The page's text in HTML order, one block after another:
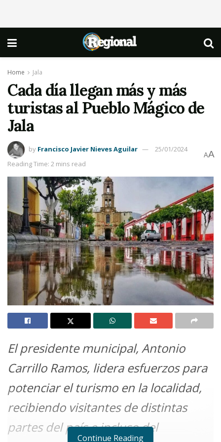
Home Jala
Cada día llegan más y más
turistas al Pueblo Mágico de
Jala
by Francisco Javier Nieves Aguilar
25/01/2024
Reading Time: 2 mins read
AA
El presidente municipal, Antonio
Carrillo Ramos, lidera esfuerzos para
potenciar el turismo en la localidad,
recibiendo visitantes de distintas
partes del país e incluso del
Continue Reading